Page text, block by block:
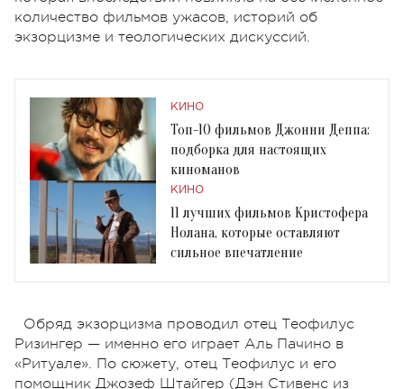
количество фильмов ужасов, историй об
экзорцизме и теологических дискуссий.
КИНО
Топ-10 фильмов Джонни Деппа:
подборка для настоящих
киноманов
КИНО
11 лучших фильмов Кристофера
Нолана, которые оставляют
сильное впечатление
Обряд экзорцизма проводил отец Теофилус
Ризингер — именно его играет Аль Пачино в
«Ритуале». По сюжету, отец Теофилус и его
помощник Джозеф Штайгер (Дэн Стивенс из